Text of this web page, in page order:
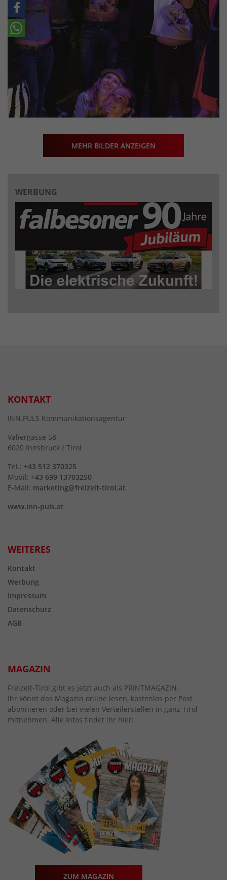
MEHR BILDER ANZEIGEN
WERBUNG
KONTAKT
INN.PULS Kommunikationsagentur
Valiergasse 58
6020 Innsbruck / Tirol
Tel.: +43 512 370325
Mobil: +43 699 13703250
E-Mail: marketing@freizeit-tirol.at
www.inn-puls.at
WEITERES
Kontakt
Werbung
Impressum
Datenschutz
AGB
MAGAZIN
Freizeit-Tirol gibt es jetzt auch als PRINTMAGAZIN.
Ihr könnt das Magazin online lesen, kostenlos per Post
abonnieren oder bei vielen Verteilerstellen in ganz Tirol
mitnehmen. Alle Infos findet ihr hier:
ZUM MAGAZIN